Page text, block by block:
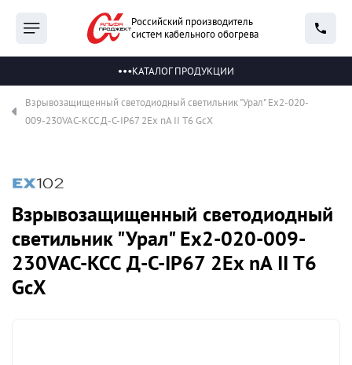
Российский производитель
систем кабельного обогрева
КАТАЛОГ ПРОДУКЦИИ
Взрывозащищенный светодиодный светильник "Урал" Ex2-020-
009-230VAC-КСС Д-С-IP67 2Ex nA II T6 GcX
Взрывозащищенный светодиодный
светильник "Урал" Ex2-020-009-
230VAC-КСС Д-С-IP67 2Ex nA II T6
GcX